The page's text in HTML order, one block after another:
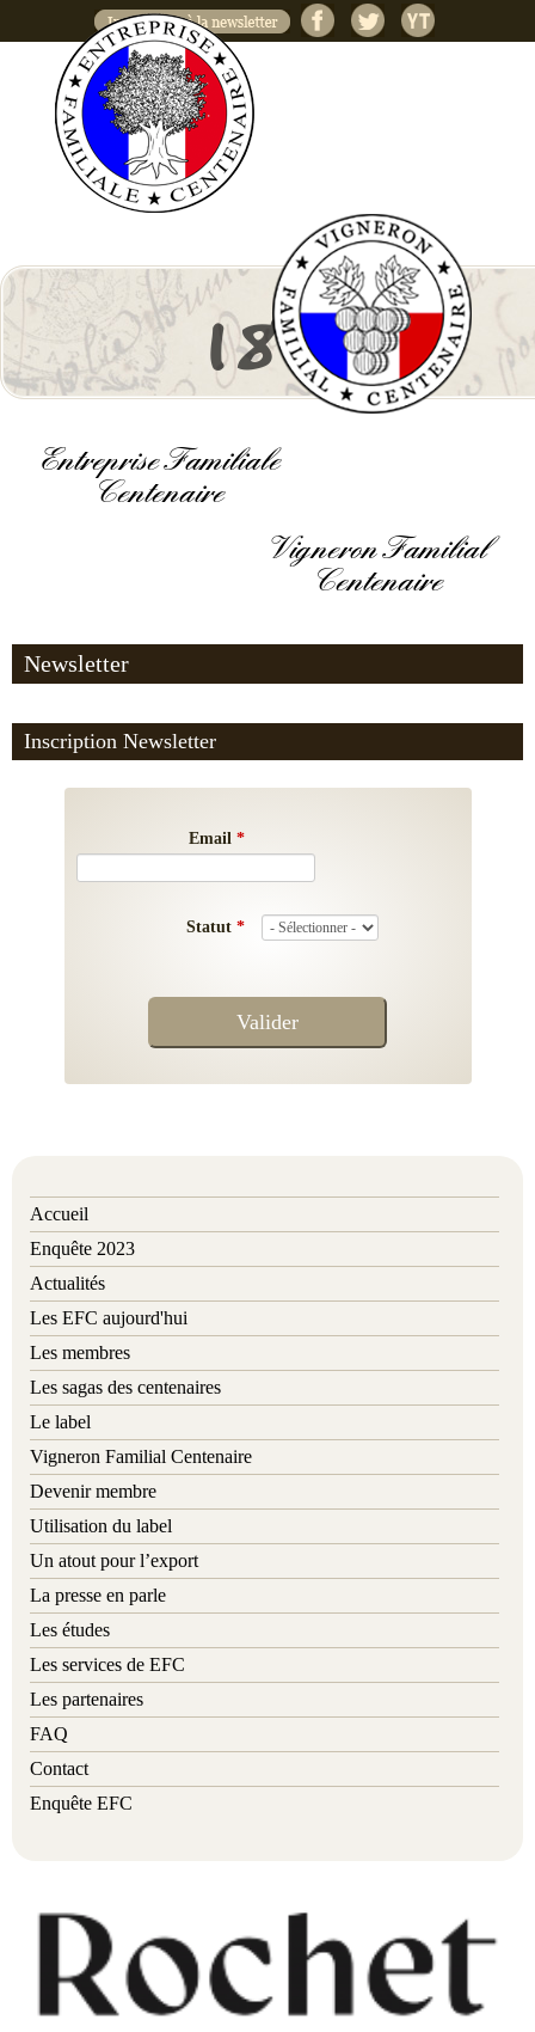
Jump to navigation
1830
Entreprise Familiale
Centenaire
Vigneron Familial
Centenaire
Newsletter
Inscription Newsletter
Email *
Statut *
Accueil
Enquête 2023
Actualités
Les EFC aujourd'hui
Les membres
Les sagas des centenaires
Le label
Vigneron Familial Centenaire
Devenir membre
Utilisation du label
Un atout pour l’export
La presse en parle
Les études
Les services de EFC
Les partenaires
FAQ
Contact
Enquête EFC